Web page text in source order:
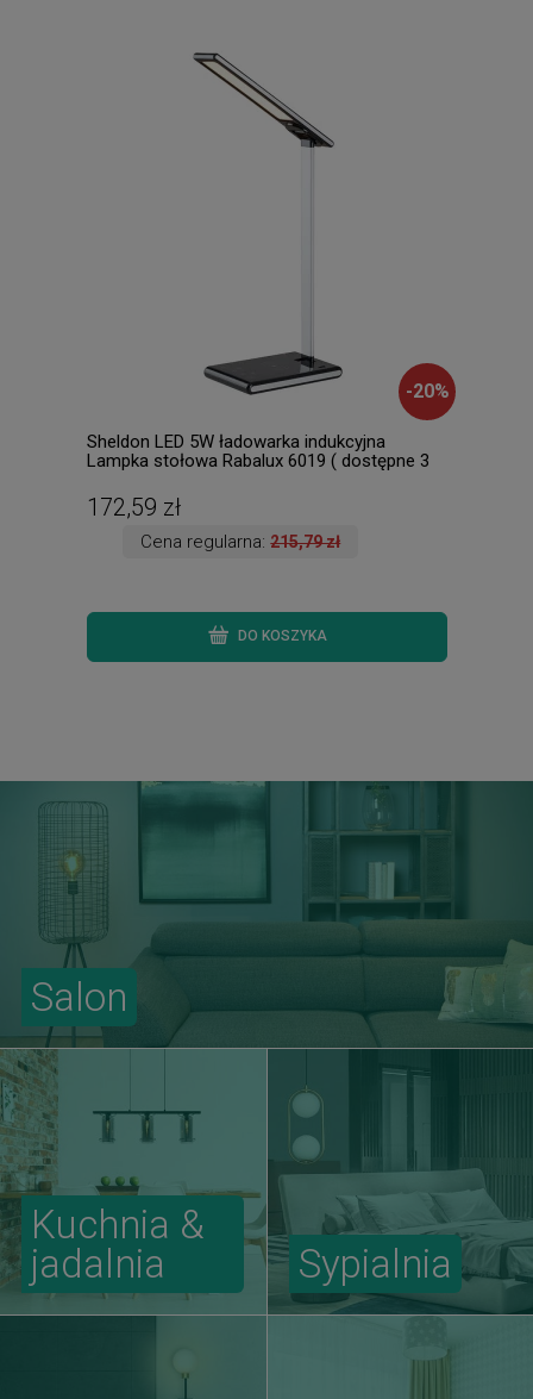
-20%
Sheldon LED 5W ładowarka indukcyjna
Lampka stołowa Rabalux 6019 ( dostępne 3
172,59 zł
Cena regularna:215,79 zł
DO KOSZYKA
Salon
Kuchnia &
jadalnia
Sypialnia